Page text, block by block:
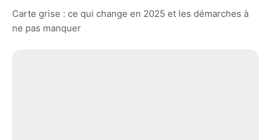
Carte grise : ce qui change en 2025 et les démarches à
ne pas manquer